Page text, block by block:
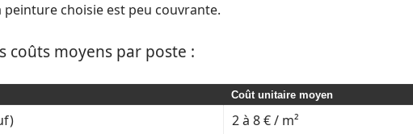
choisie est peu couvrante.
coûts moyens par poste :
Coût unitaire moyen
2 à 8 € / m²